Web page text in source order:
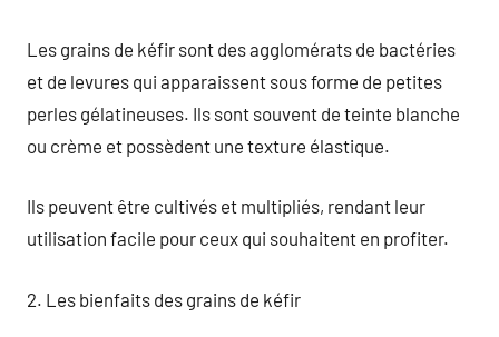
Les grains de kéfir sont des agglomérats de bactéries
et de levures qui apparaissent sous forme de petites
perles gélatineuses. Ils sont souvent de teinte blanche
ou crème et possèdent une texture élastique.
Ils peuvent être cultivés et multipliés, rendant leur
utilisation facile pour ceux qui souhaitent en profiter.
2. Les bienfaits des grains de kéfir